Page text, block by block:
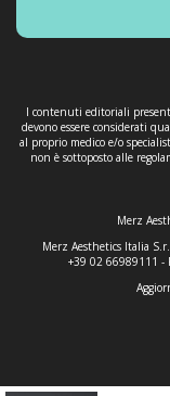
I contenuti editoriali
devono essere considerati
al proprio medico e/o
non è sottoposto alle
Merz
Merz Aesthetics Italia
+39 02 66989111 -